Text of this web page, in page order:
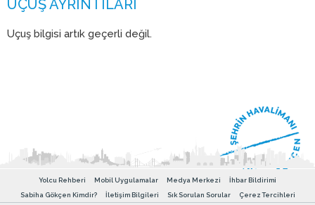
Uçuş bilgisi artık geçerli değil.
Yolcu Rehberi Mobil Uygulamalar Medya Merkezi
İhbar Bildirimi
Sabiha Gökçen Kimdir?
İletişim Bilgileri Sık Sorulan Sorular Çerez Tercihleri